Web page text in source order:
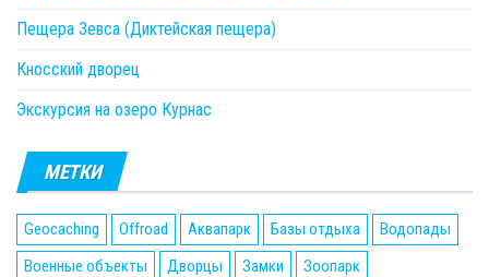
Пещера Зевса (Диктейская пещера)
Кносский дворец
Экскурсия на озеро Курнас
МЕТКИ
Geocaching Offroad Аквапарк Базы отдыха
Водопады
Военные объекты
Дворцы Замки
Зоопарк